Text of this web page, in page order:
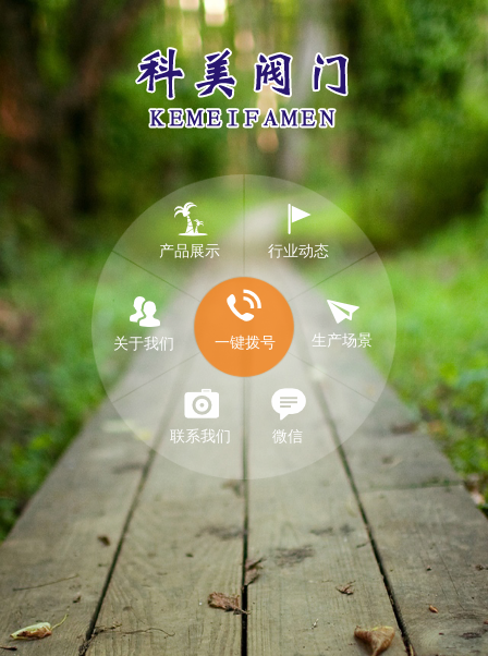
一键拨号
产品展示 行业动态
生产场景
微信
联系我们
关于我们